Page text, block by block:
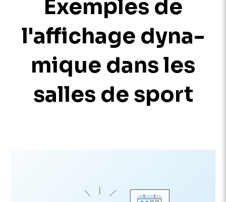
Exemples de
l'affichage dyna­
mique dans les
salles de sport